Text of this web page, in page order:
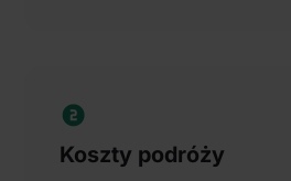
Koszty podróży